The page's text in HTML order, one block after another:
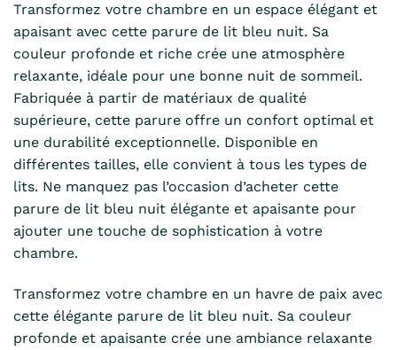
Transformez votre chambre en un espace élégant et
apaisant avec cette parure de lit bleu nuit. Sa
couleur profonde et riche crée une atmosphère
relaxante, idéale pour une bonne nuit de sommeil.
Fabriquée à partir de matériaux de qualité
supérieure, cette parure offre un confort optimal et
une durabilité exceptionnelle. Disponible en
différentes tailles, elle convient à tous les types de
lits. Ne manquez pas l’occasion d’acheter cette
parure de lit bleu nuit élégante et apaisante pour
ajouter une touche de sophistication à votre
chambre.
Transformez votre chambre en un havre de paix avec
cette élégante parure de lit bleu nuit. Sa couleur
profonde et apaisante crée une ambiance relaxante